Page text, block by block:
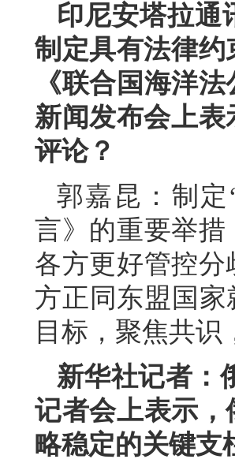
印尼安塔拉通
制定具有法律约
《联合国海洋
新闻发布会上
评论？
郭嘉昆：制
言》的重要举
各方更好管控
方正同东盟国
目标，聚焦共识
新华社记者：
记者会上表示
略稳定的关键支